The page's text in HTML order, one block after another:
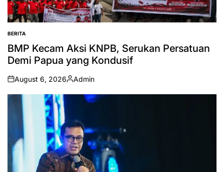
POSTED
IN
BERITA
BMP Kecam Aksi KNPB, Serukan Persatuan
Demi Papua yang Kondusif
on
August 6, 2026
Posted
by
Admin